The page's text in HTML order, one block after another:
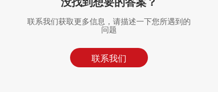
联系我们获取更多信息，请描述一下您所遇到的
问题
联系我们